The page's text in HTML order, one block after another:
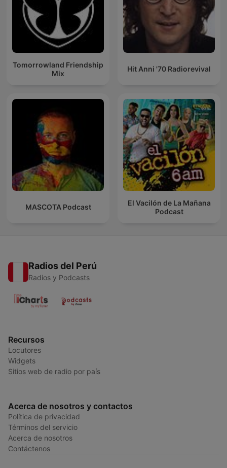
Tomorrowland Friendship
Mix
Hit Anni '70 Radiorevival
MASCOTA Podcast
El Vacilón de La Mañana
Podcast
Radios del Perú
Radios y Podcasts
Recursos
Locutores
Widgets
Sitios web de radio por país
Acerca de nosotros y contactos
Política de privacidad
Términos del servicio
Acerca de nosotros
Contáctenos